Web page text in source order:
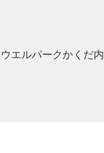
エルパークかくだ内